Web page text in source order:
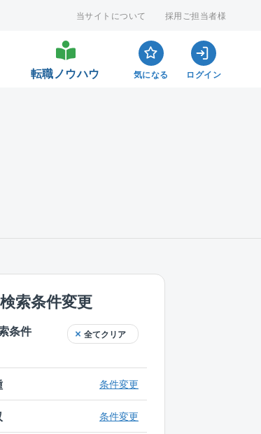
当サイトについて 採用ご担当者様
転職ノウハウ 気になる ログイン
検索条件変更
条件 全てクリア
条件変更
条件変更